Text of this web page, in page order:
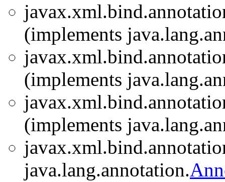
(implements
(implements
(implements
java.lang.annotation.